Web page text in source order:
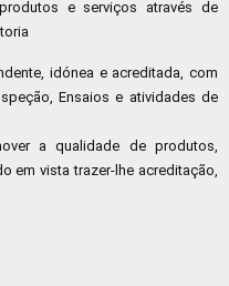
e serviços através de
idónea e acreditada, com
Ensaios e atividades de
a qualidade de produtos,
em vista trazer-lhe acreditação,